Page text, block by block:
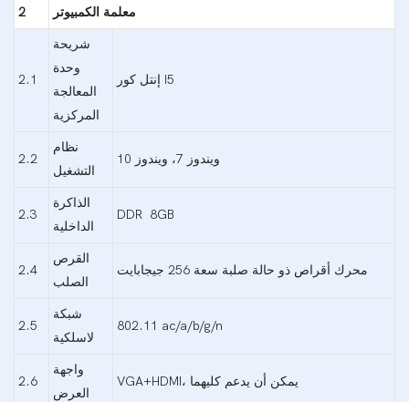
2 معلمة الكمبيوتر
2.1
شريحة
وحدة
المعالجة
المركزية
إنتل كور I5
2.2
نظام
التشغيل
ويندوز 7، ويندوز 10
2.3
الذاكرة
الداخلية
DDR 8GB
2.4
القرص
الصلب
محرك أقراص ذو حالة صلبة سعة 256 جيجابايت
2.5
شبكة
لاسلكية
802.11 ac/a/b/g/n
2.6
واجهة
العرض
VGA+HDMI، يمكن أن يدعم كليهما